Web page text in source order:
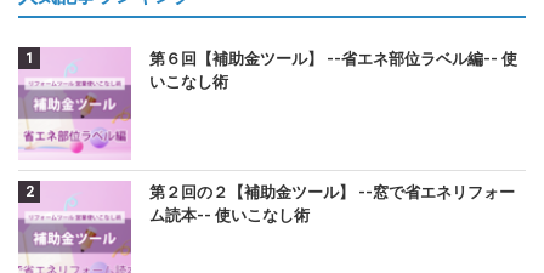
第６回【補助金ツール】 --省エネ部位ラベル編-- 使
いこなし術
第２回の２【補助金ツール】 --窓で省エネリフォー
ム読本-- 使いこなし術